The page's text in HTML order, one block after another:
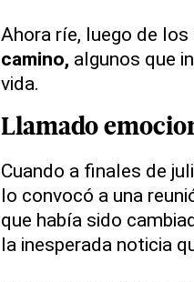
Ahora ríe, luego de
camino, algunos que
vida.
Llamado
Cuando a finales de
lo convocó a una
que había sido
la inesperada noticia